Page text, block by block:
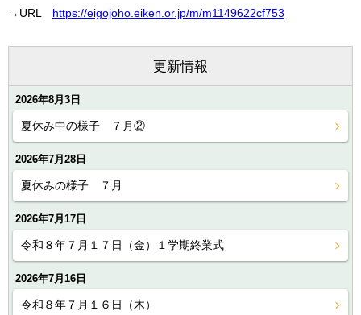
→URL https://eigojoho.eiken.or.jp/m/m1149622cf753
更新情報
2026年8月3日
夏休み中の様子 ７月②
2026年7月28日
夏休みの様子 ７月
2026年7月17日
令和８年７月１７日（金）１学期終業式
2026年7月16日
令和８年７月１６日（木）